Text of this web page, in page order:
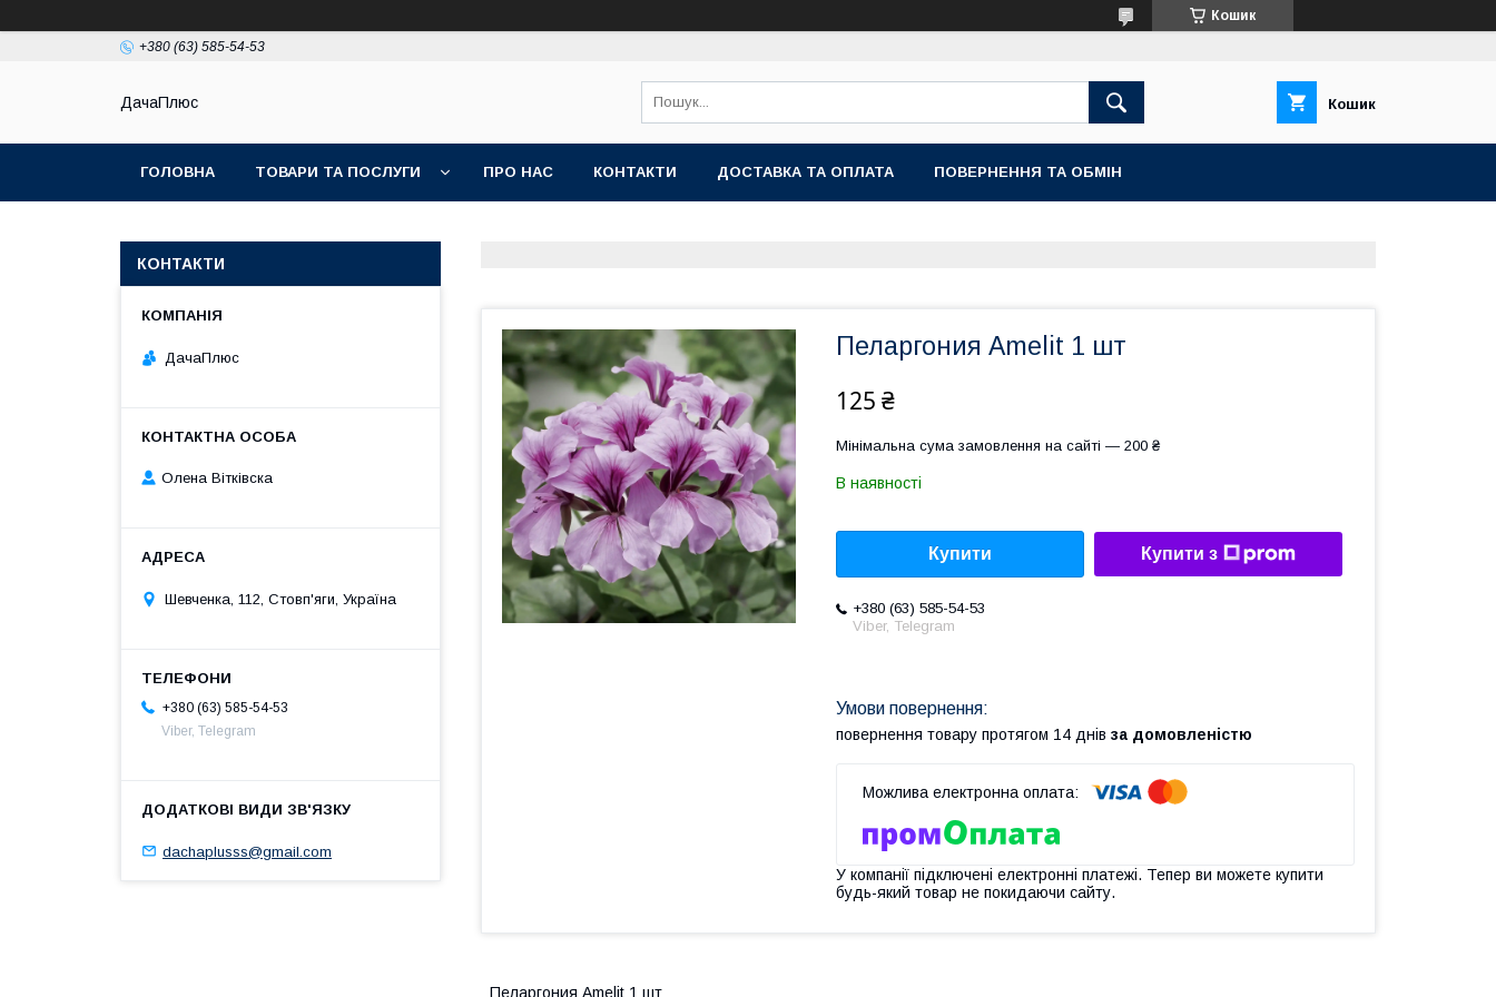
Кошик
+380 (63) 585-54-53
ДачаПлюс Кошик
ГОЛОВНА ТОВАРИ ТА ПОСЛУГИ ПРО НАС КОНТАКТИ ДОСТАВКА ТА ОПЛАТА ПОВЕРНЕННЯ ТА ОБМІН
Пеларгония Amelit 1 шт
125 ₴
Мінімальна сума замовлення на сайті — 200 ₴
В наявності
Купити Купити з
+380 (63) 585-54-53
Viber, Telegram
повернення товару протягом 14 днів за домовленістю
У компанії підключені електронні платежі. Тепер ви можете купити
будь-який товар не покидаючи сайту.
Пеларгония Amelit 1 шт
КОНТАКТИ
ДачаПлюс
Олена Вітківска
Шевченка, 112, Стовп'яги, Україна
+380 (63) 585-54-53
Viber, Telegram
dachaplusss@gmail.com